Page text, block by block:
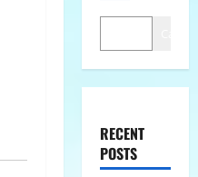
RECENT
POSTS